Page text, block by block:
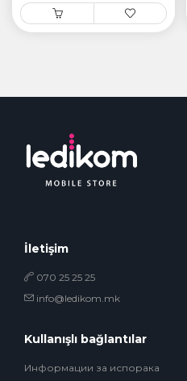
İletişim
070 25 25 25
info@ledikom.mk
Kullanışlı bağlantılar
Информации за испорака